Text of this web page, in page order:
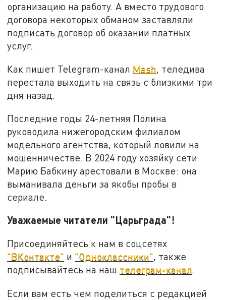
организацию на работу. А вместо трудового
договора некоторых обманом заставляли
подписать договор об оказании платных
услуг.
Как пишет Telegram-канал Mash, теледива
перестала выходить на связь с близкими три
дня назад.
Последние годы 24-летняя Полина
руководила нижегородским филиалом
модельного агентства, который ловили на
мошенничестве. В 2024 году хозяйку сети
Марию Бабкину арестовали в Москве: она
выманивала деньги за якобы пробы в
сериале.
Уважаемые читатели "Царьграда"!
Присоединяйтесь к нам в соцсетях
"ВКонтакте" и "Одноклассники", также
подписывайтесь на наш телеграм-канал.
Если вам есть чем поделиться с редакцией